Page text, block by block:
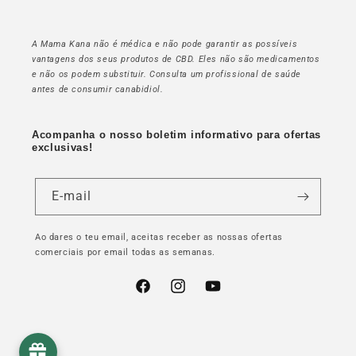
A Mama Kana não é médica e não pode garantir as possíveis
vantagens dos seus produtos de CBD. Eles não são medicamentos
e não os podem substituir. Consulta um profissional de saúde
antes de consumir canabidiol.
Acompanha o nosso boletim informativo para ofertas
exclusivas!
E-mail
Ao dares o teu email, aceitas receber as nossas ofertas
comerciais por email todas as semanas.
FacebookInstagramYouTube